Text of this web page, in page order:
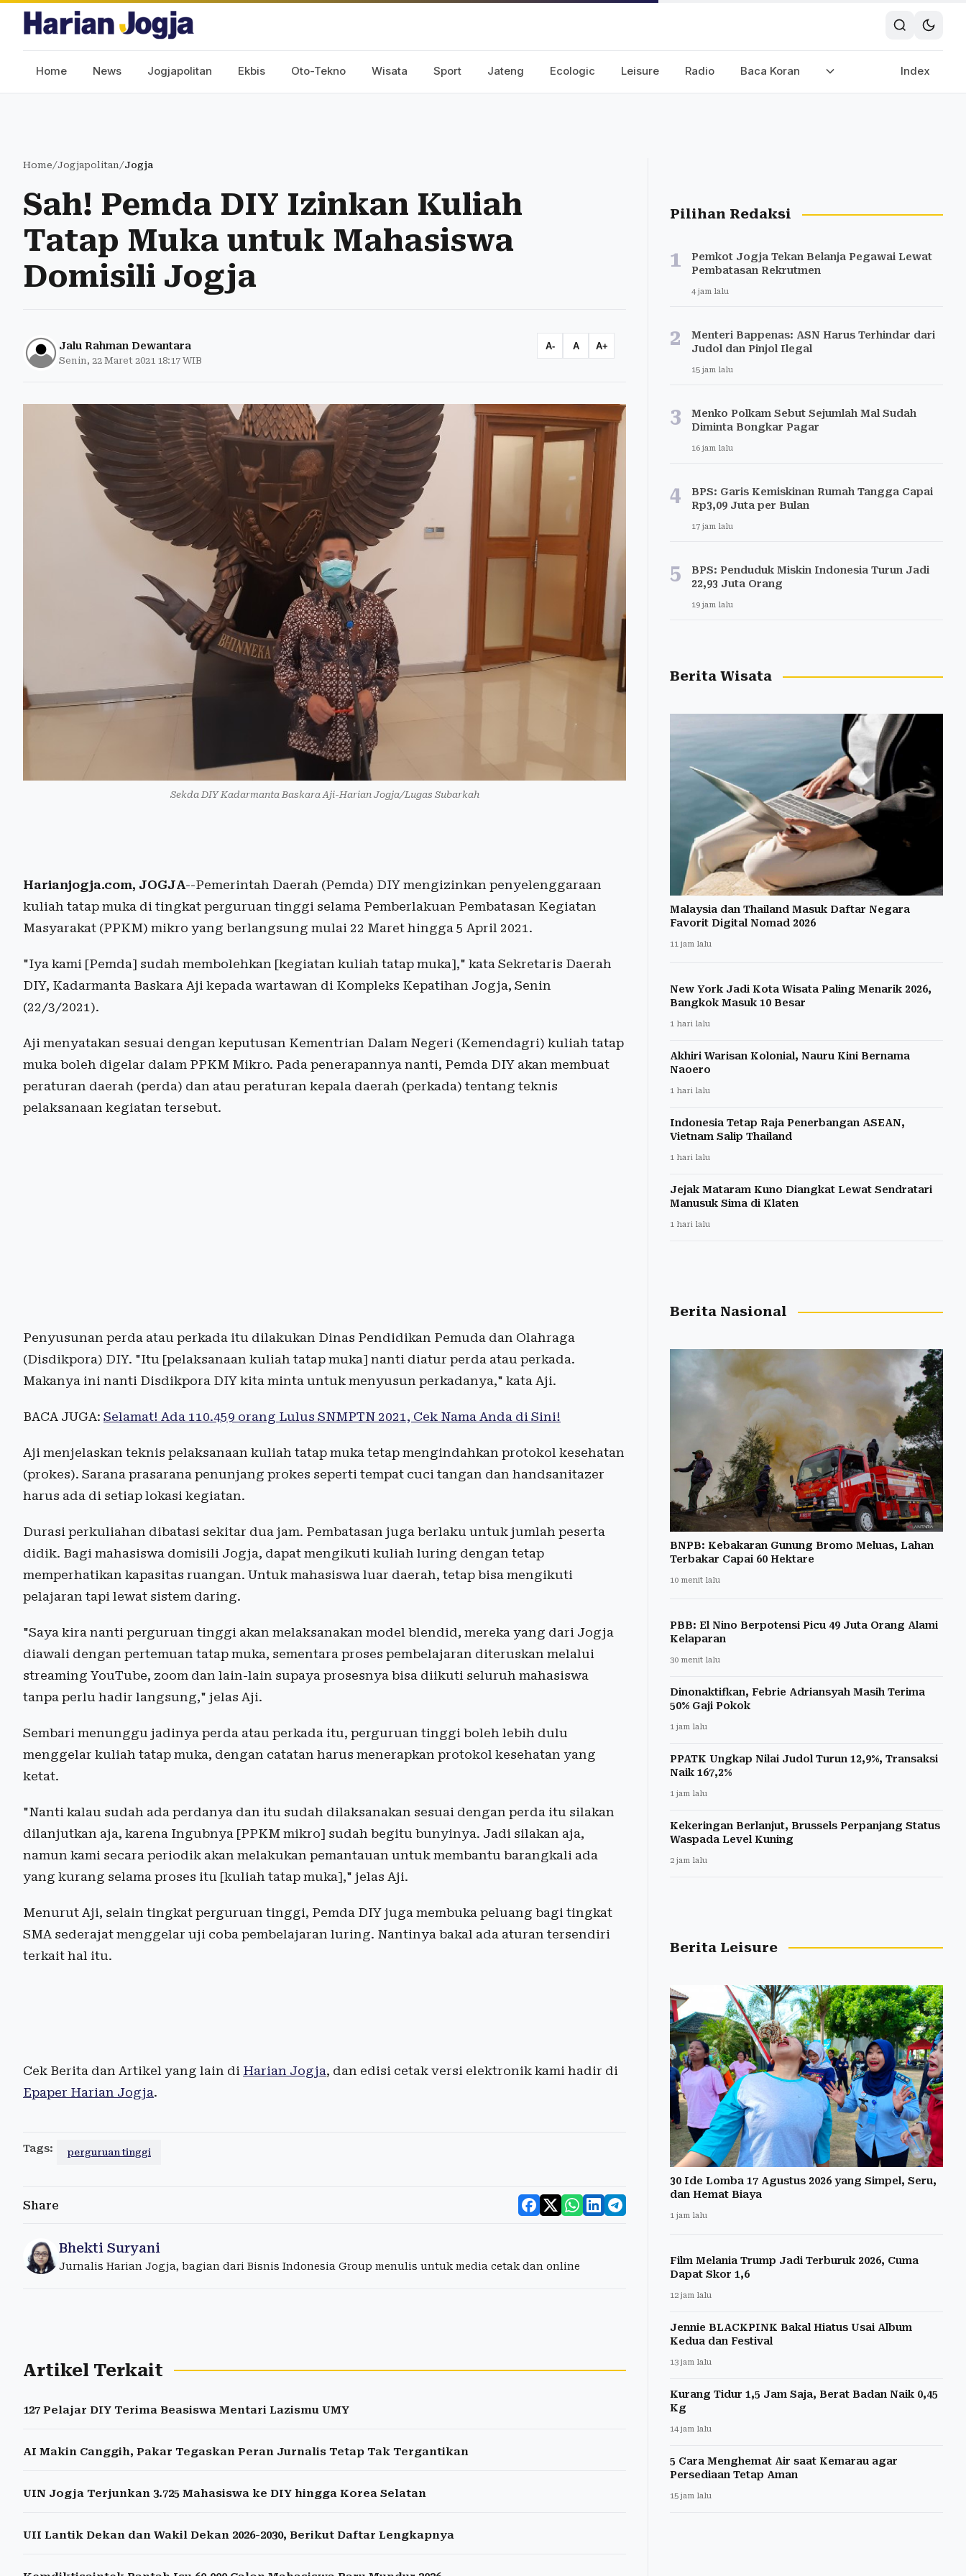
Home News Jogjapolitan Ekbis Oto-Tekno Wisata Sport Jateng Ecologic Leisure Radio Baca Koran Index
Home/Jogjapolitan/Jogja
Sah! Pemda DIY Izinkan Kuliah
Tatap Muka untuk Mahasiswa
Domisili Jogja
Jalu Rahman Dewantara
Senin, 22 Maret 2021 18:17 WIB
A- A A+
Sekda DIY Kadarmanta Baskara Aji-Harian Jogja/Lugas Subarkah
Harianjogja.com, JOGJA--Pemerintah Daerah (Pemda) DIY mengizinkan penyelenggaraan
kuliah tatap muka di tingkat perguruan tinggi selama Pemberlakuan Pembatasan Kegiatan
Masyarakat (PPKM) mikro yang berlangsung mulai 22 Maret hingga 5 April 2021.
"Iya kami [Pemda] sudah membolehkan [kegiatan kuliah tatap muka]," kata Sekretaris Daerah
DIY, Kadarmanta Baskara Aji kepada wartawan di Kompleks Kepatihan Jogja, Senin
(22/3/2021).
Aji menyatakan sesuai dengan keputusan Kementrian Dalam Negeri (Kemendagri) kuliah tatap
muka boleh digelar dalam PPKM Mikro. Pada penerapannya nanti, Pemda DIY akan membuat
peraturan daerah (perda) dan atau peraturan kepala daerah (perkada) tentang teknis
pelaksanaan kegiatan tersebut.
Penyusunan perda atau perkada itu dilakukan Dinas Pendidikan Pemuda dan Olahraga
(Disdikpora) DIY. "Itu [pelaksanaan kuliah tatap muka] nanti diatur perda atau perkada.
Makanya ini nanti Disdikpora DIY kita minta untuk menyusun perkadanya," kata Aji.
BACA JUGA: Selamat! Ada 110.459 orang Lulus SNMPTN 2021, Cek Nama Anda di Sini!
Aji menjelaskan teknis pelaksanaan kuliah tatap muka tetap mengindahkan protokol kesehatan
(prokes). Sarana prasarana penunjang prokes seperti tempat cuci tangan dan handsanitazer
harus ada di setiap lokasi kegiatan.
Durasi perkuliahan dibatasi sekitar dua jam. Pembatasan juga berlaku untuk jumlah peserta
didik. Bagi mahasiswa domisili Jogja, dapat mengikuti kuliah luring dengan tetap
memperhatikan kapasitas ruangan. Untuk mahasiswa luar daerah, tetap bisa mengikuti
pelajaran tapi lewat sistem daring.
"Saya kira nanti perguruan tinggi akan melaksanakan model blendid, mereka yang dari Jogja
diawali dengan pertemuan tatap muka, sementara proses pembelajaran diteruskan melalui
streaming YouTube, zoom dan lain-lain supaya prosesnya bisa diikuti seluruh mahasiswa
tanpa perlu hadir langsung," jelas Aji.
Sembari menunggu jadinya perda atau perkada itu, perguruan tinggi boleh lebih dulu
menggelar kuliah tatap muka, dengan catatan harus menerapkan protokol kesehatan yang
ketat.
"Nanti kalau sudah ada perdanya dan itu sudah dilaksanakan sesuai dengan perda itu silakan
dilanjutkan aja, karena Ingubnya [PPKM mikro] sudah begitu bunyinya. Jadi silakan aja,
namun kami secara periodik akan melakukan pemantauan untuk membantu barangkali ada
yang kurang selama proses itu [kuliah tatap muka]," jelas Aji.
Menurut Aji, selain tingkat perguruan tinggi, Pemda DIY juga membuka peluang bagi tingkat
SMA sederajat menggelar uji coba pembelajaran luring. Nantinya bakal ada aturan tersendiri
terkait hal itu.
Cek Berita dan Artikel yang lain di Harian Jogja, dan edisi cetak versi elektronik kami hadir di
Epaper Harian Jogja.
Tags: perguruan tinggi
Share
Bhekti Suryani
Jurnalis Harian Jogja, bagian dari Bisnis Indonesia Group menulis untuk media cetak dan online
Artikel Terkait
127 Pelajar DIY Terima Beasiswa Mentari Lazismu UMY
AI Makin Canggih, Pakar Tegaskan Peran Jurnalis Tetap Tak Tergantikan
UIN Jogja Terjunkan 3.725 Mahasiswa ke DIY hingga Korea Selatan
UII Lantik Dekan dan Wakil Dekan 2026-2030, Berikut Daftar Lengkapnya
Pilihan Redaksi
1
Pemkot Jogja Tekan Belanja Pegawai Lewat
Pembatasan Rekrutmen
4 jam lalu
2
Menteri Bappenas: ASN Harus Terhindar dari
Judol dan Pinjol Ilegal
15 jam lalu
3
Menko Polkam Sebut Sejumlah Mal Sudah
Diminta Bongkar Pagar
16 jam lalu
4
BPS: Garis Kemiskinan Rumah Tangga Capai
Rp3,09 Juta per Bulan
17 jam lalu
5
BPS: Penduduk Miskin Indonesia Turun Jadi
22,93 Juta Orang
19 jam lalu
Berita Wisata
Malaysia dan Thailand Masuk Daftar Negara
Favorit Digital Nomad 2026
11 jam lalu
New York Jadi Kota Wisata Paling Menarik 2026,
Bangkok Masuk 10 Besar
1 hari lalu
Akhiri Warisan Kolonial, Nauru Kini Bernama
Naoero
1 hari lalu
Indonesia Tetap Raja Penerbangan ASEAN,
Vietnam Salip Thailand
1 hari lalu
Jejak Mataram Kuno Diangkat Lewat Sendratari
Manusuk Sima di Klaten
1 hari lalu
Berita Nasional
BNPB: Kebakaran Gunung Bromo Meluas, Lahan
Terbakar Capai 60 Hektare
10 menit lalu
PBB: El Nino Berpotensi Picu 49 Juta Orang Alami
Kelaparan
30 menit lalu
Dinonaktifkan, Febrie Adriansyah Masih Terima
50% Gaji Pokok
1 jam lalu
PPATK Ungkap Nilai Judol Turun 12,9%, Transaksi
Naik 167,2%
1 jam lalu
Kekeringan Berlanjut, Brussels Perpanjang Status
Waspada Level Kuning
2 jam lalu
Berita Leisure
30 Ide Lomba 17 Agustus 2026 yang Simpel, Seru,
dan Hemat Biaya
1 jam lalu
Film Melania Trump Jadi Terburuk 2026, Cuma
Dapat Skor 1,6
12 jam lalu
Jennie BLACKPINK Bakal Hiatus Usai Album
Kedua dan Festival
13 jam lalu
Kurang Tidur 1,5 Jam Saja, Berat Badan Naik 0,45
Kg
14 jam lalu
5 Cara Menghemat Air saat Kemarau agar
Persediaan Tetap Aman
15 jam lalu